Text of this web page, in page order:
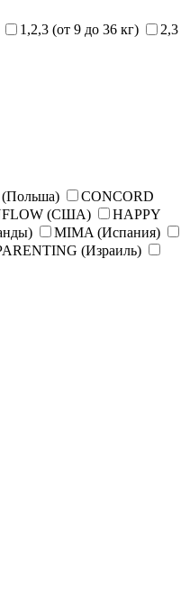
1,2,3 (от 9 до 36 кг)
2,3
CONCORD
(США)
HAPPY
MIMA (Испания)
(Израиль)